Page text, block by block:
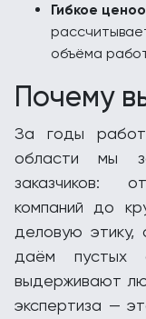
Гибкое
объёма
Почему
За годы
области мы
заказчиков:
компаний до
деловую
даём пустых
выдерживают
экспертиза —